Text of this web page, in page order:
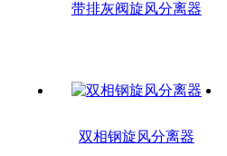
带排灰阀旋风分离器
双相钢旋风分离器